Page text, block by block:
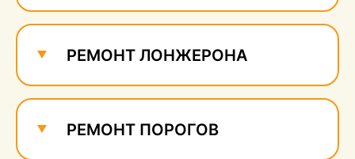
Ремонт и удаление
РЕМОНТ ЛОНЖЕРОНА
РЕМОНТ ПОРОГОВ